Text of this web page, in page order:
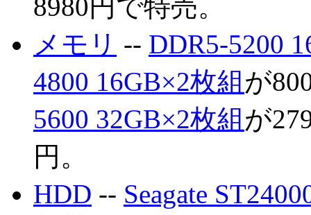
8980円で特売。
メモリ -- DDR5-5200
4800 16GB×2枚組が
5600 32GB×2枚組が
円。
HDD -- Seagate